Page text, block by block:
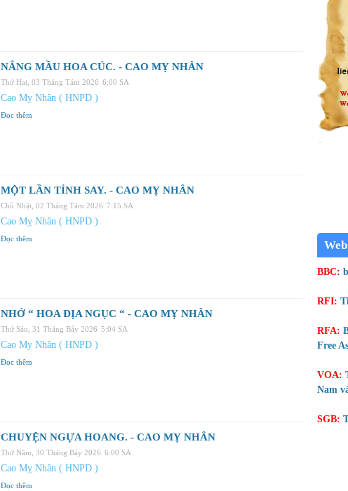
NẮNG MẦU HOA CÚC. - CAO MỴ NHÂN
Thứ Hai, 03 Tháng Tám 2026 6:00 SA
Cao Mỵ Nhân ( HNPD )
Đọc thêm
MỘT LẦN TỈNH SAY. - CAO MỴ NHÂN
Chủ Nhật, 02 Tháng Tám 2026 7:15 SA
Cao Mỵ Nhân ( HNPD )
Đọc thêm
NHỚ “ HOA ĐỊA NGỤC “ - CAO MỴ NHÂN
Thứ Sáu, 31 Tháng Bảy 2026 5:04 SA
Cao Mỵ Nhân ( HNPD )
Đọc thêm
CHUYỆN NGỰA HOANG. - CAO MỴ NHÂN
Thứ Năm, 30 Tháng Bảy 2026 6:00 SA
Cao Mỵ Nhân ( HNPD )
Đọc thêm
BBC:
RFI:
RFA:
Free
VOA:
Nam
SGB: